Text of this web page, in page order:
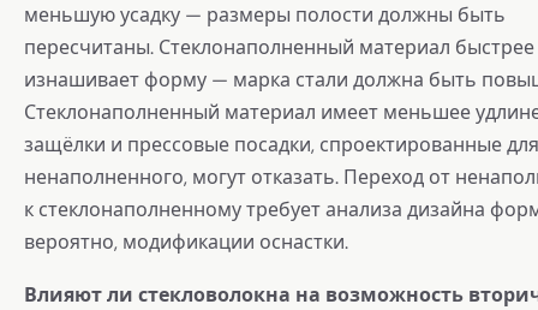
меньшую усадку — размеры полости должны быть
пересчитаны. Стеклонаполненный материал быстрее
изнашивает форму — марка стали должна быть
Стеклонаполненный материал имеет меньшее
защёлки и прессовые посадки, спроектированные для
ненаполненного, могут отказать. Переход от
к стеклонаполненному требует анализа дизайна
вероятно, модификации оснастки.
Влияют ли стекловолокна на возможность